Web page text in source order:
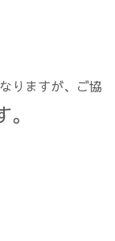
りますが、ご協